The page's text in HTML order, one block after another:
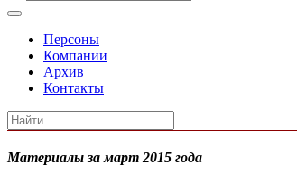
Персоны
Компании
Архив
Контакты
Материалы за март 2015 года